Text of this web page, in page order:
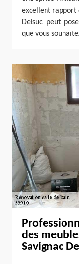
excellent rapport
Delsuc peut
que vous
des
Savignac